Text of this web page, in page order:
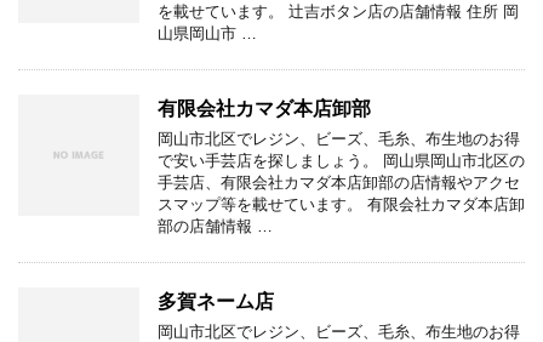
を載せています。 辻吉ボタン店の店舗情報 住所 岡
山県岡山市 …
有限会社カマダ本店卸部
岡山市北区でレジン、ビーズ、毛糸、布生地のお得
で安い手芸店を探しましょう。 岡山県岡山市北区の
手芸店、有限会社カマダ本店卸部の店情報やアクセ
スマップ等を載せています。 有限会社カマダ本店卸
部の店舗情報 …
多賀ネーム店
岡山市北区でレジン、ビーズ、毛糸、布生地のお得